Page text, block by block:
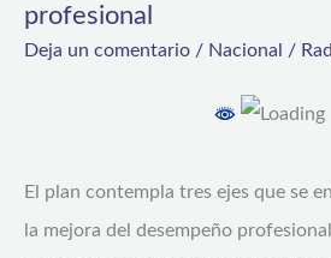
profesional
Deja un comentario / Nacional /
El plan contempla tres ejes que se
la mejora del desempeño
Nacional
la
cobertura,